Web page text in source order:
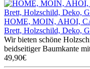
HOME, MOIN, AHOI,
Brett, Holzschild, Deko,
Wir bieten schöne
beidseitiger Baumkante
49,90€